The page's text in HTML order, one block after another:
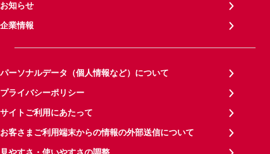
お知らせ
企業情報
パーソナルデータ（個人情報など）について
プライバシーポリシー
サイトご利用にあたって
お客さまご利用端末からの情報の外部送信について